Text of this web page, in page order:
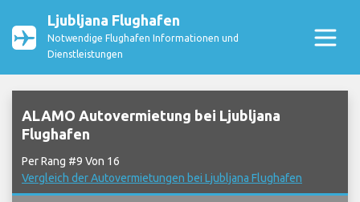
Ljubljana Flughafen
Notwendige Flughafen Informationen und
Dienstleistungen
ALAMO Autovermietung bei Ljubljana
Flughafen
Per Rang #9 Von 16
Vergleich der Autovermietungen bei Ljubljana Flughafen